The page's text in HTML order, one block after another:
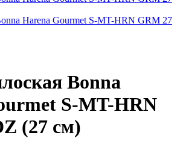
Bonna
S-MT-HRN
(27 см)